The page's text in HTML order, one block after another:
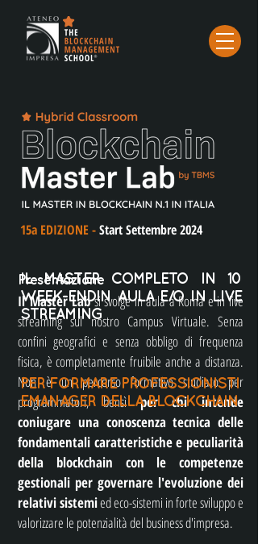
15a EDIZIONE -Start Settembre 2024
IL MASTER COMPLETO IN 10
WEEK-ENDIN AULA E/O IN LIVE
STREAMING
Presentazione
Il Master Labsi svolge in aula a Roma e in live
streaming sul nostro Campus Virtuale. Senza
confini geografici e senza obbligo di frequenza
fisica, è completamente fruibile anche a distanza.
Non è un percorso formativo studiato per
programmatori, bensìper chi intende
coniugare una conoscenza tecnica delle
fondamentali caratteristiche e peculiarità
della blockchain con le competenze
gestionali per governare l'evoluzione dei
relativi sistemied eco-sistemi in forte sviluppo e
valorizzare le potenzialità del business d'impresa.​
PER FORMARE PROFESSIONISTI
EMANAGER DELLA BLOCKCHAIN